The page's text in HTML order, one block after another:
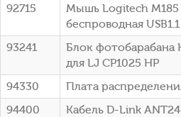
92715
Мышь Logitech M185
беспроводная
93241
Блок фотобарабана
для LJ CP1025 HP
94330
Плата
94400
Кабель D-Link